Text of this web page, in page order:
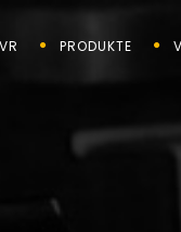
PRODUKTE